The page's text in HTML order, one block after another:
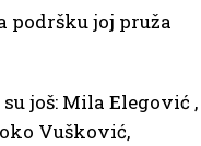
podršku joj pruža
još: Mila Elegović ,
Vušković,